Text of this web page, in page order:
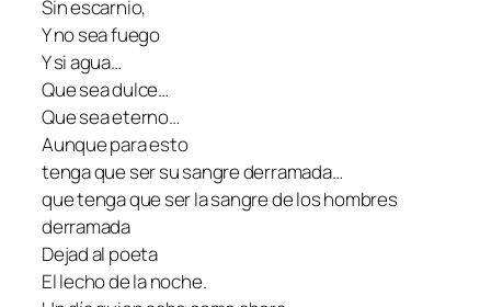
Sin escarnio,
Y no sea fuego
Y si agua…
Que sea dulce…
Que sea eterno…
Aunque para esto
tenga que ser su sangre derramada…
que tenga que ser la sangre de los hombres
derramada
Dejad al poeta
El lecho de la noche.